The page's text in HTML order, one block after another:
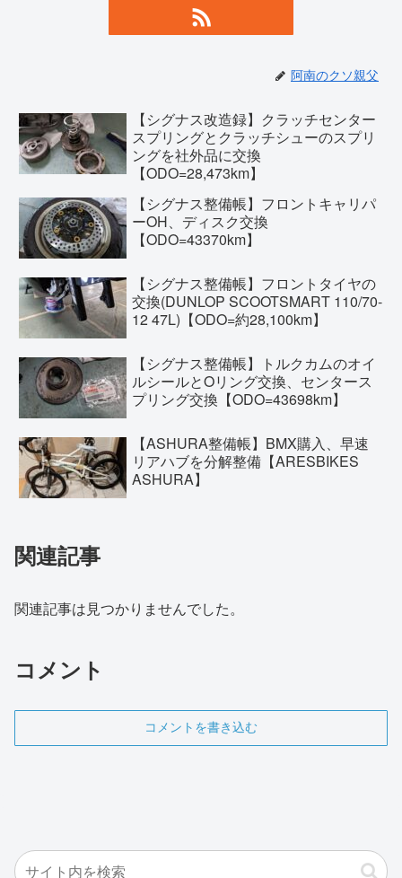
阿南のクソ親父
【シグナス改造録】クラッチセンター
スプリングとクラッチシューのスプリ
ングを社外品に交換
【ODO=28,473km】
【シグナス整備帳】フロントキャリパ
ーOH、ディスク交換
【ODO=43370km】
【シグナス整備帳】フロントタイヤの
交換(DUNLOP SCOOTSMART 110/70-
12 47L)【ODO=約28,100km】
【シグナス整備帳】トルクカムのオイ
ルシールとOリング交換、センタース
プリング交換【ODO=43698km】
【ASHURA整備帳】BMX購入、早速
リアハブを分解整備【ARESBIKES
ASHURA】
関連記事
関連記事は見つかりませんでした。
コメント
コメントを書き込む